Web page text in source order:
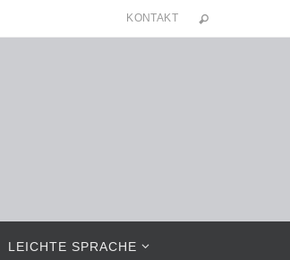
KONTAKT
LEICHTE SPRACHE